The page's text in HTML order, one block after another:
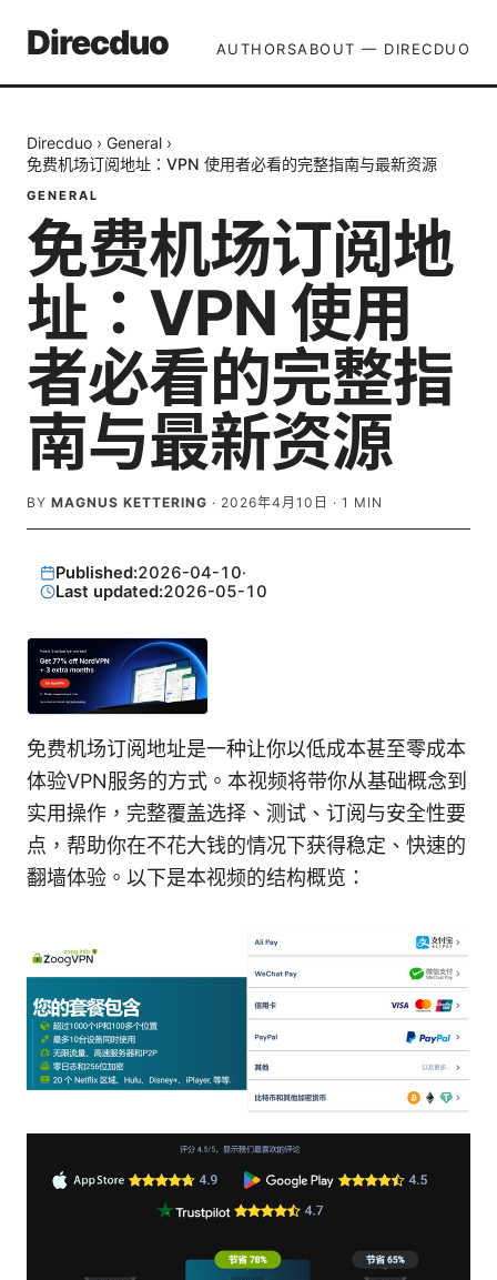
Direcduo AUTHORSABOUT — DIRECDUO
Direcduo › General ›
免费机场订阅地址：VPN 使用者必看的完整指南与最新资源
GENERAL
免费机场订阅地
址：VPN 使用
者必看的完整指
南与最新资源
BY MAGNUS KETTERING · 2026年4月10日 · 1 MIN
Published:2026-04-10·
Last updated:2026-05-10
免费机场订阅地址是一种让你以低成本甚至零成本
体验VPN服务的方式。本视频将带你从基础概念到
实用操作，完整覆盖选择、测试、订阅与安全性要
点，帮助你在不花大钱的情况下获得稳定、快速的
翻墙体验。以下是本视频的结构概览：